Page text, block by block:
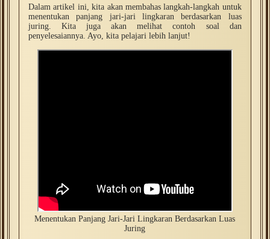
Dalam artikel ini, kita akan membahas langkah-langkah untuk
menentukan panjang jari-jari lingkaran berdasarkan luas
juring. Kita juga akan melihat contoh soal dan
penyelesaiannya. Ayo, kita pelajari lebih lanjut!
Menentukan Panjang Jari-Jari Lingkaran Berdasarkan Luas
Juring